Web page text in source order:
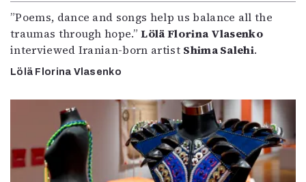
”Poems, dance and songs help us balance all the
traumas through hope.”Lölä Florina Vlasenko
interviewed Iranian-born artist Shima Salehi.
Lölä Florina Vlasenko